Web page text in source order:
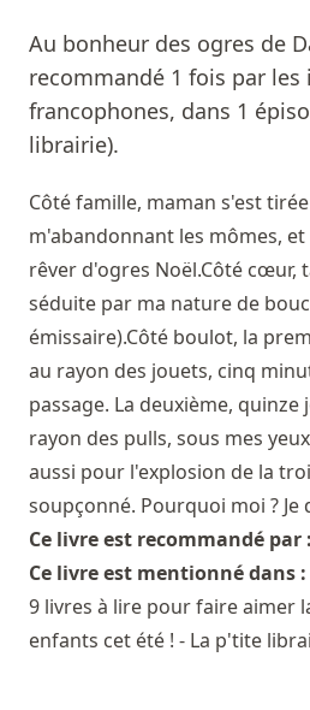
Au bonheur des ogres de
recommandé 1 fois par
francophones, dans 1
librairie).
Côté famille, maman s'est
m'abandonnant les mômes, et
rêver d'ogres Noël.Côté cœur,
séduite par ma nature de
émissaire).Côté boulot, la
au rayon des jouets, cinq
passage. La deuxième,
rayon des pulls, sous mes
aussi pour l'explosion de la
soupçonné. Pourquoi moi ? Je
Ce livre est recommandé par :
Ce livre est mentionné dans :
9 livres à lire pour faire aimer
enfants cet été ! - La p'tite